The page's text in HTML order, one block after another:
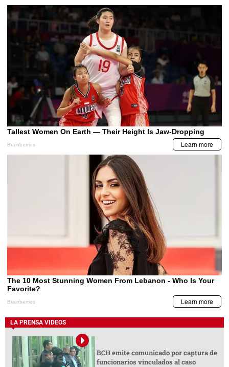
LA PRENSA VIDEOS
BCH emite comunicado por captura de
funcionarios vinculados al caso